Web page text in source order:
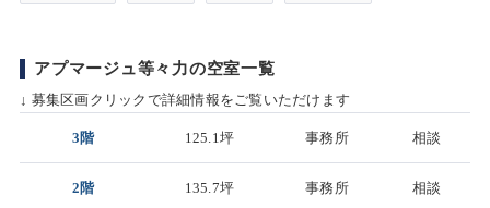
アプマージュ等々力の空室一覧
↓ 募集区画クリックで詳細情報をご覧いただけます
3階 125.1坪 事務所 相談
2階 135.7坪 事務所 相談